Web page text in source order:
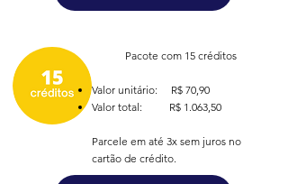
Pacote com 15 créditos
Valor unitário: R$ 70,90
Valor total: R$ 1.063,50
Parcele em até 3x sem juros no
cartão de crédito.